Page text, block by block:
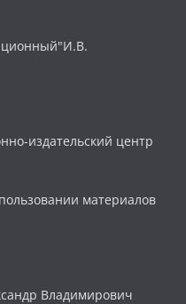
издательский центр
материалов
Владимирович